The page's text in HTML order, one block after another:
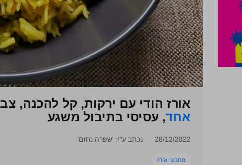
אורז הודי עם ירקות, קל להכנה,
אחד, עסיסי בתיבול משגע
28/12/2022 נכתב ע"י: 'שפרה נחום'
מתכוני אורז